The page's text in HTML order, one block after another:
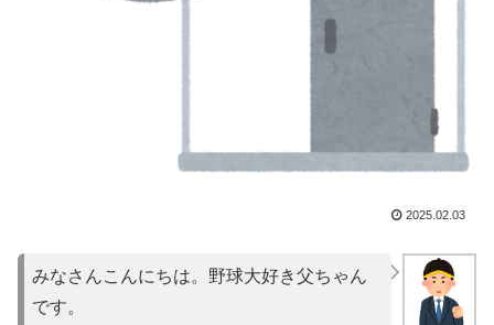
2025.02.03
みなさんこんにちは。野球大好き父ちゃん
です。